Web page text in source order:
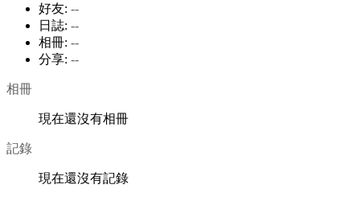
好友: --
日誌: --
相冊: --
分享: --
相冊
現在還沒有相冊
記錄
現在還沒有記錄